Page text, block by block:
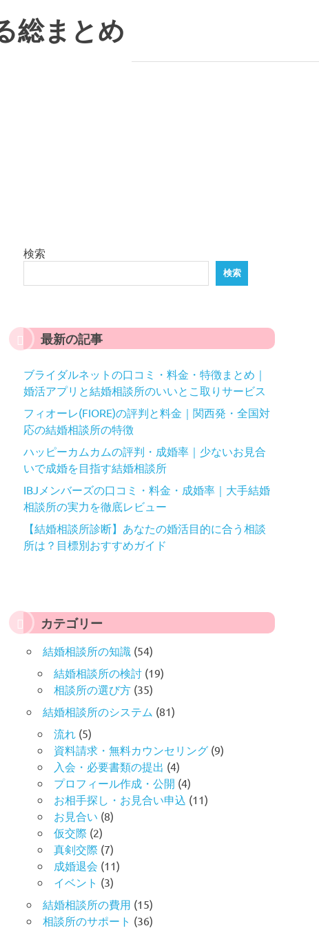
総まとめ
検索
検索
最新の記事
ブライダルネットの口コミ・料金・特徴まとめ｜
婚活アプリと結婚相談所のいいとこ取りサービス
フィオーレ(FIORE)の評判と料金｜関西発・全国対
応の結婚相談所の特徴
ハッピーカムカムの評判・成婚率｜少ないお見合
いで成婚を目指す結婚相談所
IBJメンバーズの口コミ・料金・成婚率｜大手結婚
相談所の実力を徹底レビュー
【結婚相談所診断】あなたの婚活目的に合う相談
所は？目標別おすすめガイド
カテゴリー
結婚相談所の知識 (54)
結婚相談所の検討 (19)
相談所の選び方 (35)
結婚相談所のシステム (81)
流れ (5)
資料請求・無料カウンセリング (9)
入会・必要書類の提出 (4)
プロフィール作成・公開 (4)
お相手探し・お見合い申込 (11)
お見合い (8)
仮交際 (2)
真剣交際 (7)
成婚退会 (11)
イベント (3)
結婚相談所の費用 (15)
相談所のサポート (36)